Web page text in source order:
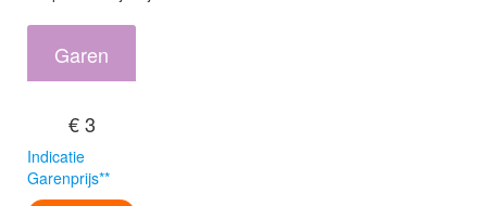
Garen
€ 3
Indicatie
Garenprijs**